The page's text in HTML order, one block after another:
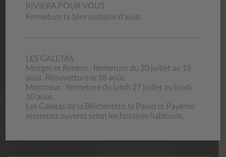
Nos aide-mémoires
OFFRESD’EMPLOI
Vous souhaitez mettre vos compétences professionnelles
et votre motivation au service de la mission exigeante qui
est la nôtre ? Nous offrons des conditions d’engagement et
de travail attrayantes et compétitives.
RIVIERA POUR VOUS
Fermeture la 1ère semaine d’août.
LES GALETAS
Morges et Renens : fermeture du 20 juillet au 15
août. Réouverture le 18 août.
Montreux : fermeture du lundi 27 juillet au lundi
10 août.
Les Galetas de la Blécherette, la Palud et Payerne
resteront ouverts selon les horaires habituels.